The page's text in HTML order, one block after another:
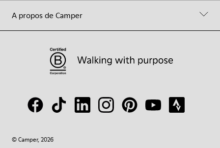
A propos de Camper
© Camper, 2026